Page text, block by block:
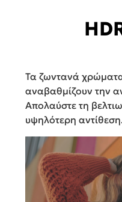
Τα ζωντανά
αναβαθμίζουν την
Απολαύστε τη
υψηλότερη